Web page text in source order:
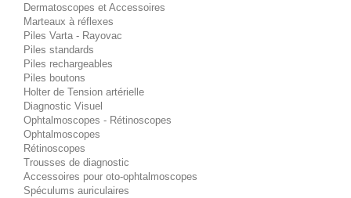
Dermatoscopes et Accessoires
Marteaux à réflexes
Piles Varta - Rayovac
Piles standards
Piles rechargeables
Piles boutons
Holter de Tension artérielle
Diagnostic Visuel
Ophtalmoscopes - Rétinoscopes
Ophtalmoscopes
Rétinoscopes
Trousses de diagnostic
Accessoires pour oto-ophtalmoscopes
Spéculums auriculaires